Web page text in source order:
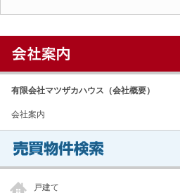
有限会社マツザカハウス（会社概要）
会社案内
戸建て